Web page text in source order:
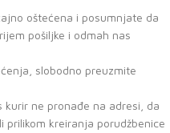
oštećena i posumnjate da
pošiljke i odmah nas
slobodno preuzmite
kurir ne pronađe na adresi, da
kreiranja porudžbenice